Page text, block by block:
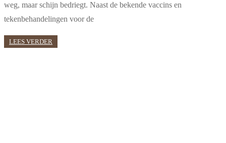
weg, maar schijn bedriegt. Naast de bekende vaccins en
tekenbehandelingen voor de
LEES VERDER